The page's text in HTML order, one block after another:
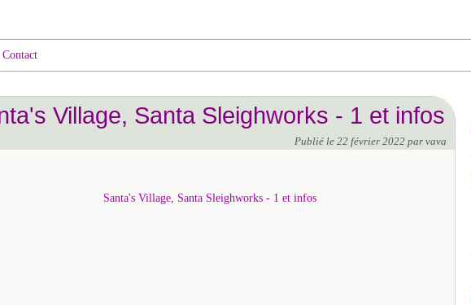
Contact
Village, Santa Sleighworks - 1 et infos
Publié le 22 février 2022 par vava